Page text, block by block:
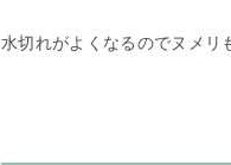
水切れがよくなるのでヌメリ